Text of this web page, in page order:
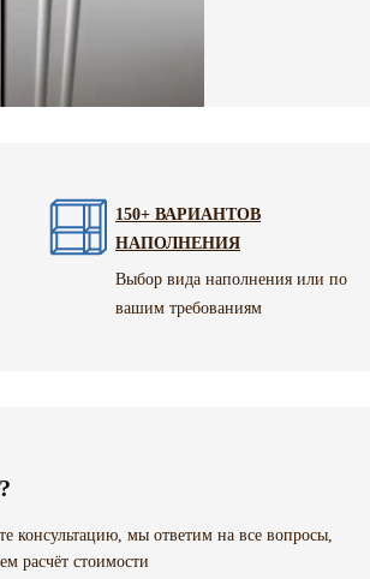
150+ ВАРИАНТОВ
НАПОЛНЕНИЯ
Выбор вида наполнения или по
вашим требованиям
консультацию, мы ответим на все вопросы,
расчёт стоимости